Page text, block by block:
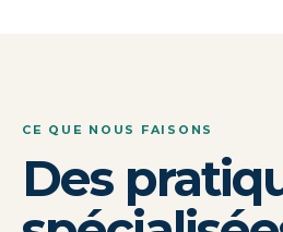
CE QUE NOUS FAISONS
Des